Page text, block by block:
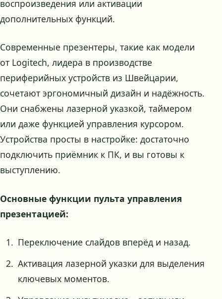
воспроизведения или активации
дополнительных функций.
Современные презентеры, такие как модели
от Logitech, лидера в производстве
периферийных устройств из Швейцарии,
сочетают эргономичный дизайн и надёжность.
Они снабжены лазерной указкой, таймером
или даже функцией управления курсором.
Устройства просты в настройке: достаточно
подключить приёмник к ПК, и вы готовы к
выступлению.
Основные функции пульта управления
презентацией:
Переключение слайдов вперёд и назад.
Активация лазерной указки для выделения
ключевых моментов.